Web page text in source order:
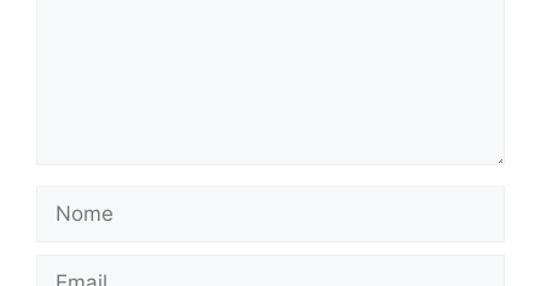
Nome
Email